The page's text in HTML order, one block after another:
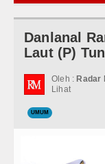
Politik
Olahraga
Danlanal
Laut (P)
Oleh : Radar
Lihat
UMUM